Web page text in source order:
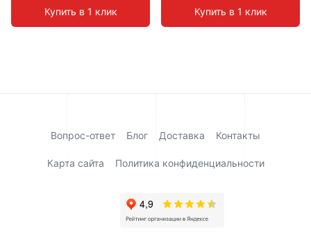
Купить в 1 клик Купить в 1 клик
Вопрос-ответ Блог Доставка Контакты
Карта сайта Политика конфиденциальности